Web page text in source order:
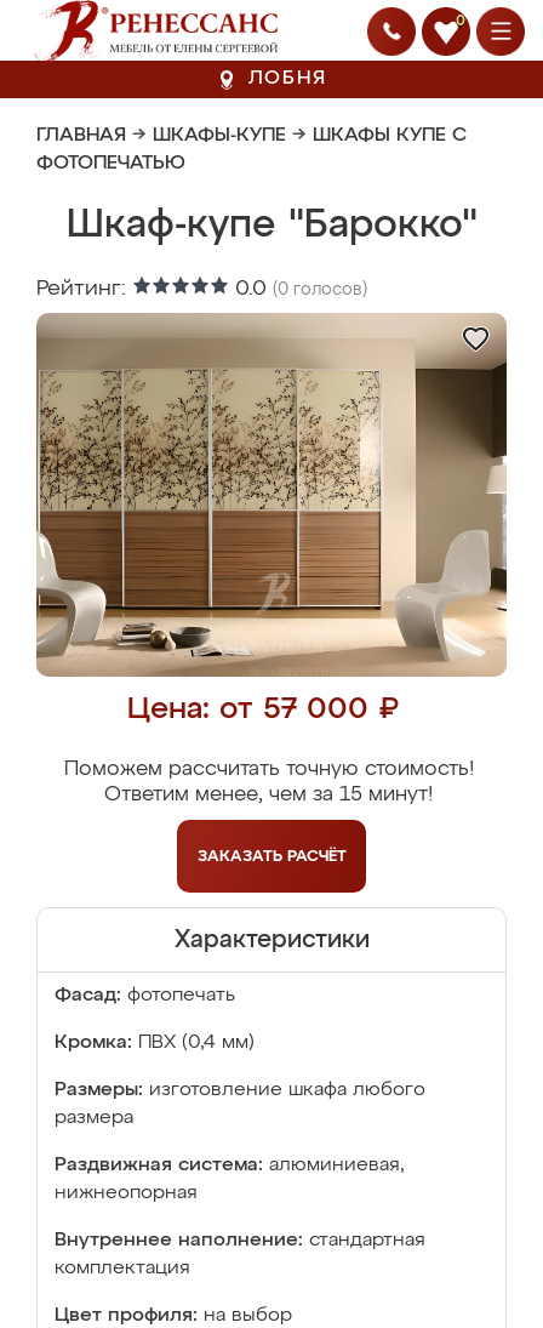
0
ЛОБНЯ
ГЛАВНАЯ → ШКАФЫ-КУПЕ → ШКАФЫ КУПЕ С
ФОТОПЕЧАТЬЮ
Шкаф-купе "Барокко"
Рейтинг: 0.0 (0 голосов)
Цена: от 57 000 ₽
Поможем рассчитать точную стоимость!
Ответим менее, чем за 15 минут!
ЗАКАЗАТЬ РАСЧЁТ
Характеристики
Фасад: фотопечать
Кромка: ПВХ (0,4 мм)
Размеры: изготовление шкафа любого
размера
Раздвижная система: алюминиевая,
нижнеопорная
Внутреннее наполнение: стандартная
комплектация
Цвет профиля: на выбор